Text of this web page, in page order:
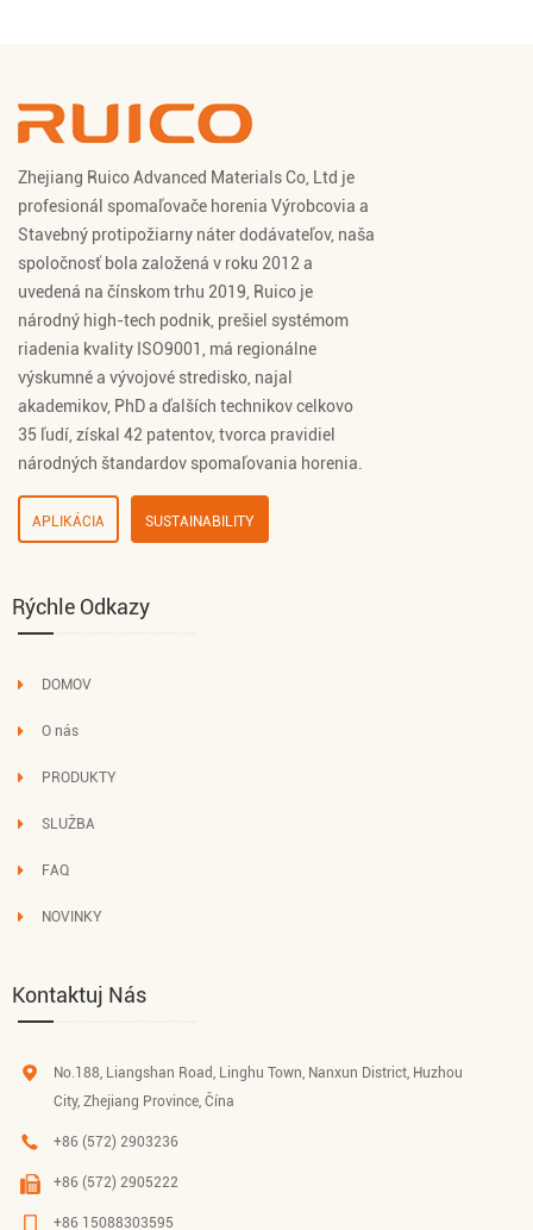
Zhejiang Ruico Advanced Materials Co, Ltd je
profesionál spomaľovače horenia Výrobcovia a
Stavebný protipožiarny náter dodávateľov, naša
spoločnosť bola založená v roku 2012 a
uvedená na čínskom trhu 2019, Ruico je
národný high-tech podnik, prešiel systémom
riadenia kvality ISO9001, má regionálne
výskumné a vývojové stredisko, najal
akademikov, PhD a ďalších technikov celkovo
35 ľudí, získal 42 patentov, tvorca pravidiel
národných štandardov spomaľovania horenia.
APLIKÁCIA SUSTAINABILITY
Rýchle Odkazy
DOMOV
O nás
PRODUKTY
SLUŽBA
FAQ
NOVINKY
Kontaktuj Nás
No.188, Liangshan Road, Linghu Town, Nanxun District, Huzhou
City, Zhejiang Province, Čína
+86 (572) 2903236
+86 (572) 2905222
+86 15088303595